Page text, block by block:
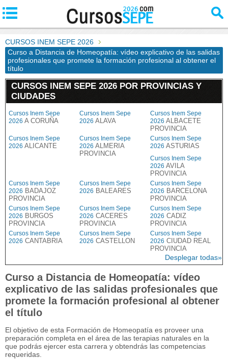
CURSOS INEM SEPE 2026
Curso a Distancia de Homeopatía: vídeo explicativo de las salidas
profesionales que promete la formación profesional al obtener el
título
CURSOS INEM SEPE 2026 POR PROVINCIAS Y
CIUDADES
Cursos Inem Sepe
2026 A CORUÑA
Cursos Inem Sepe
2026 ALAVA
Cursos Inem Sepe
2026 ALBACETE
PROVINCIA
Cursos Inem Sepe
2026 ALICANTE
Cursos Inem Sepe
2026 ALMERIA
PROVINCIA
Cursos Inem Sepe
2026 ASTURIAS
Cursos Inem Sepe
2026 AVILA
PROVINCIA
Cursos Inem Sepe
2026 BADAJOZ
PROVINCIA
Cursos Inem Sepe
2026 BALEARES
Cursos Inem Sepe
2026 BARCELONA
PROVINCIA
Cursos Inem Sepe
2026 BURGOS
PROVINCIA
Cursos Inem Sepe
2026 CACERES
PROVINCIA
Cursos Inem Sepe
2026 CADIZ
PROVINCIA
Cursos Inem Sepe
2026 CANTABRIA
Cursos Inem Sepe
2026 CASTELLON
Cursos Inem Sepe
2026 CIUDAD REAL
PROVINCIA
Desplegar todas»
Curso a Distancia de Homeopatía: vídeo
explicativo de las salidas profesionales que
promete la formación profesional al obtener
el título
El objetivo de esta Formación de Homeopatía es proveer una
preparación completa en el área de las terapias naturales en la
que podrás ejercer esta carrera y obtendrás las competencias
requeridas.